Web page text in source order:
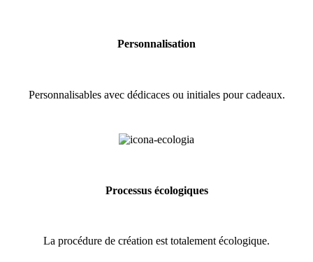
Personnalisation
Personnalisables avec dédicaces ou initiales pour cadeaux.
Processus écologiques
La procédure de création est totalement écologique.